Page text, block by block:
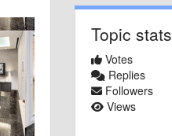
Topic stats
Votes
Replies
Followers
Views